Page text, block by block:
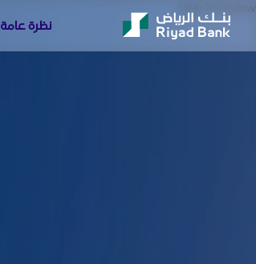
year in review
Riyad Bank | Annual Report 2023
نظرة عامة